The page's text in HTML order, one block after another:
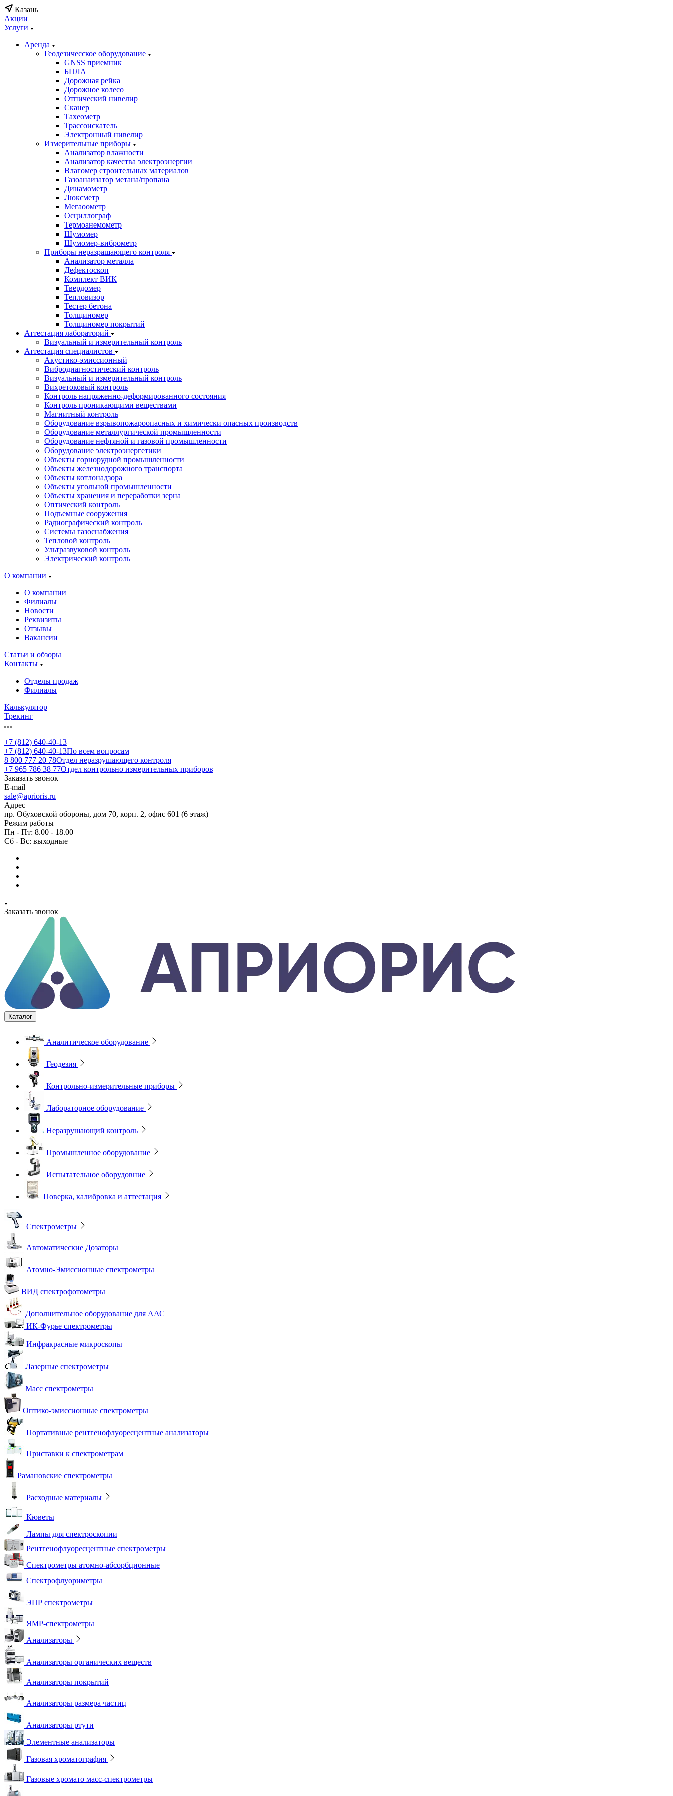
Казань
Акции
Услуги
Аренда
Геодезичесское оборудование
GNSS приемник
БПЛА
Дорожная рейка
Дорожное колесо
Отпический нивелир
Сканер
Тахеометр
Трассоискатель
Электронный нивелир
Измерительные приборы
Анализатор влажности
Анализатор качества электроэнергии
Влагомер строительных материалов
Газоанаизатор метана/пропана
Динамометр
Люксметр
Мегаоометр
Осциллограф
Термоанемометр
Шумомер
Шумомер-виброметр
Приборы неразрашающего контроля
Анализатор металла
Дефектоскоп
Комплект ВИК
Твердомер
Тепловизор
Тестер бетона
Толщиномер
Толщиномер покрытий
Аттестация лабораторий
Визуальный и измерительный контроль
Аттестация специалистов
Акустико-эмиссионный
Вибродиагностический контроль
Визуальный и измерительный контроль
Вихретоковый контроль
Контроль напряженно-деформированного состояния
Контроль проникающими веществами
Магнитный контроль
Оборудование взрывопожароопасных и химически опасных производств
Оборудование металлургической промышленности
Оборудование нефтяной и газовой промышленности
Оборудование электроэнергетики
Объекты горнорудной промышленности
Объекты железнодорожного транспорта
Объекты котлонадзора
Объекты угольной промышленности
Объекты хранения и переработки зерна
Оптический контроль
Подъемные сооружения
Радиографический контроль
Системы газоснабжения
Тепловой контроль
Ультразвуковой контроль
Электрический контроль
О компании
О компании
Филиалы
Новости
Реквизиты
Отзывы
Вакансии
Статьи и обзоры
Контакты
Отделы продаж
Филиалы
Калькулятор
Трекинг
+7 (812) 640-40-13
+7 (812) 640-40-13По всем вопросам
8 800 777 20 78Отдел неразрушающего контроля
+7 965 786 38 77Отдел контрольно измерительных приборов
Заказать звонок
E-mail
sale@aprioris.ru
Адрес
пр. Обуховской обороны, дом 70, корп. 2, офис 601 (6 этаж)
Режим работы
Пн - Пт: 8.00 - 18.00
Сб - Вс: выходные
Заказать звонок
Каталог
Аналитическое оборудование
Геодезия
Контрольно-измерительные приборы
Лабораторное оборудование
Неразрушающий контроль
Промышленное оборудование
Испытательное оборудовние
Поверка, калибровка и аттестация
Спектрометры
Автоматические Дозаторы
Атомно-Эмиссионные спектрометры
ВИД спектрофотометры
Дополнительное оборудование для ААС
ИК-Фурье спектрометры
Инфракрасные микроскопы
Лазерные спектрометры
Масс спектрометры
Оптико-эмиссионные спектрометры
Портативные рентгенофлуоресцентные анализаторы
Приставки к спектрометрам
Рамановские спектрометры
Расходные материалы
Кюветы
Лампы для спектроскопии
Рентгенофлуоресцентные спектрометры
Спектрометры атомно-абсорбционные
Спектрофлуориметры
ЭПР спектрометры
ЯМР-спектрометры
Анализаторы
Анализаторы органических веществ
Анализаторы покрытий
Анализаторы размера частиц
Анализаторы ртути
Элементные анализаторы
Газовая хроматография
Газовые хромато масс-спектрометры